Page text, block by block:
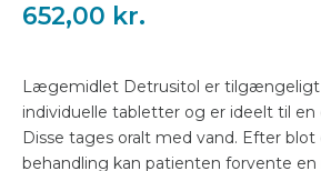
652,00 kr.
Lægemidlet Detrusitol er
individuelle tabletter og er ideelt til
Disse tages oralt med vand. Efter
behandling kan patienten forvente en